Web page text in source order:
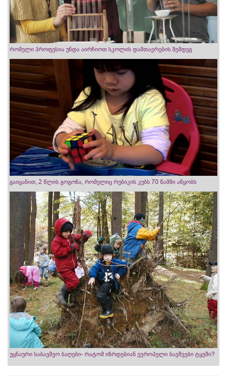
რომელი პროფესია უნდა აირჩიოთ სკოლის დამთავრების შემდეგ
გაიცანით, 2 წლის გოგონა, რომელიც რუბიკის კუბს 70 წამში აწყობს
უცნაური საბავშვო ბაღები- რატომ იზრდებიან ევროპელი ბავშვები ტყეში?